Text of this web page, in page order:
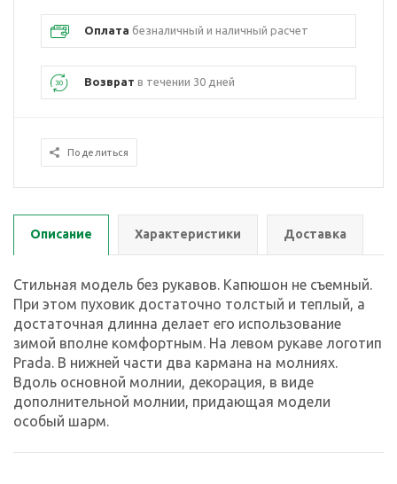
Оплата безналичный и наличный расчет
Возврат в течении 30 дней
Поделиться
Описание Характеристики Доставка
Стильная модель без рукавов. Капюшон не съемный.
При этом пуховик достаточно толстый и теплый, а
достаточная длинна делает его использование
зимой вполне комфортным. На левом рукаве логотип
Prada. В нижней части два кармана на молниях.
Вдоль основной молнии, декорация, в виде
дополнительной молнии, придающая модели
особый шарм.